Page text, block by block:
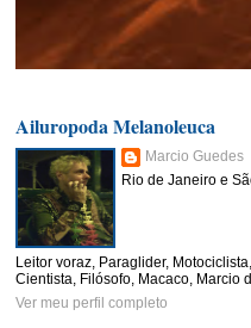
Ailuropoda Melanoleuca
Marcio Guedes
Rio de Janeiro e
Leitor voraz, Paraglider,
Cientista, Filósofo, Macaco, Marcio
Ver meu perfil completo